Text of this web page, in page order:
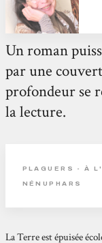
Un roman
par une
profondeur se
la lecture.
PLAGUERS - À
NÉNUPHARS
La Terre est épuisée